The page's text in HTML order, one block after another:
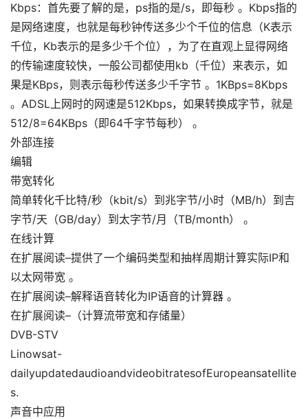
Kbps：首先要了解的是，ps指的是/s，即每秒 。Kbps指的
是网络速度，也就是每秒钟传送多少个千位的信息（K表示
千位，Kb表示的是多少千个位），为了在直观上显得网络
的传输速度较快，一般公司都使用kb（千位）来表示，如
果是KBps，则表示每秒传送多少千字节 。1KBps=8Kbps
。ADSL上网时的网速是512Kbps，如果转换成字节，就是
512/8=64KBps（即64千字节每秒） 。
外部连接
编辑
带宽转化
简单转化千比特/秒（kbit/s）到兆字节/小时（MB/h）到吉
字节/天（GB/day）到太字节/月（TB/month） 。
在线计算
在扩展阅读–提供了一个编码类型和抽样周期计算实际IP和
以太网带宽 。
在扩展阅读–解释语音转化为IP语音的计算器 。
在扩展阅读–（计算流带宽和存储量）
DVB-STV
Linowsat-
dailyupdatedaudioandvideobitratesofEuropeansatellite
s.
声音中应用